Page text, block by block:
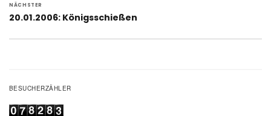
NÄCHSTER
Nächster
20.01.2006: Königsschießen
BESUCHERZÄHLER